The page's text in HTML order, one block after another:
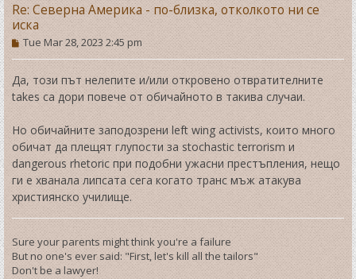
Re: Северна Америка - по-близка, отколкото ни се
иска
P
o
s
t
Tue Mar 28, 2023 2:45 pm
Да, този път нелепите и/или откровено отвратителните
takes са дори повече от обичайното в такива случаи.
Но обичайните заподозрени left wing activists, които много
обичат да плещят глупости за stochastic terrorism и
dangerous rhetoric при подобни ужасни престъпления, нещо
ги е хванала липсата сега когато транс мъж атакува
християнско училище.
Sure your parents might think you're a failure
But no one's ever said: "First, let's kill all the tailors"
Don't be a lawyer!